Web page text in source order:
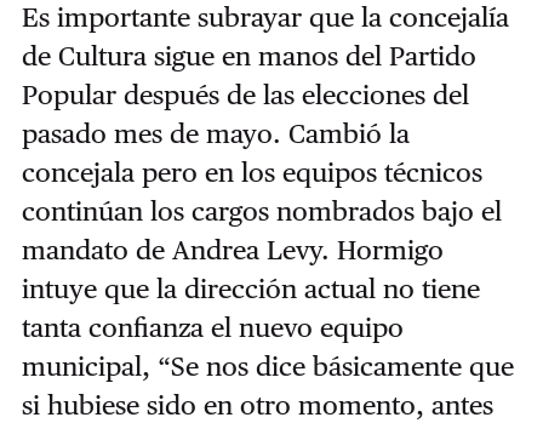
Es importante subrayar que la concejalía
de Cultura sigue en manos del Partido
Popular después de las elecciones del
pasado mes de mayo. Cambió la
concejala pero en los equipos técnicos
continúan los cargos nombrados bajo el
mandato de Andrea Levy. Hormigo
intuye que la dirección actual no tiene
tanta confianza el nuevo equipo
municipal, “Se nos dice básicamente que
si hubiese sido en otro momento, antes